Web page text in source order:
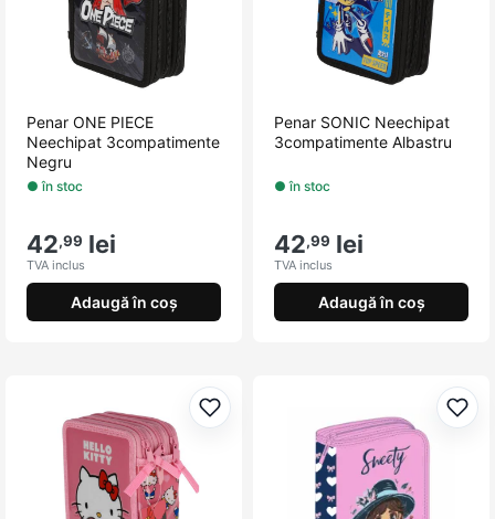
Penar ONE PIECE
Neechipat 3compatimente
Negru
● în stoc
42,99 lei
TVA inclus
Adaugă în coș
Penar SONIC Neechipat
3compatimente Albastru
● în stoc
42,99 lei
TVA inclus
Adaugă în coș
Adaugă la favorite